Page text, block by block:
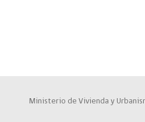
Ministerio de Vivienda y